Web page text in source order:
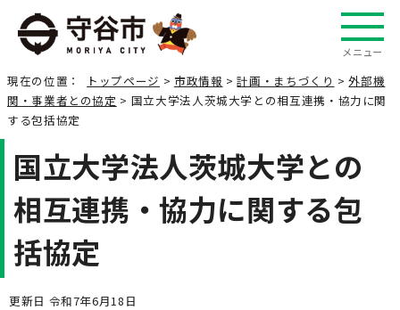
メニュー
現在の位置： トップページ > 市政情報 >計画・まちづくり >外部機
関・事業者との協定 > 国立大学法人茨城大学との相互連携・協力に関
する包括協定
国立大学法人茨城大学との
相互連携・協力に関する包
括協定
更新日 令和7年6月18日